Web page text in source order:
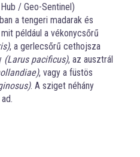
/ Geo-Sentinel)
a tengeri madarak és
például a vékonycsőrű
, a gerlecsőrű cethojsza
(Larus pacificus), az ausztrál
, vagy a füstös
. A sziget néhány